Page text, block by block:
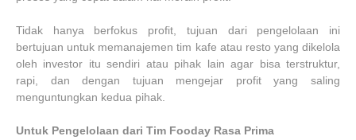
Tidak hanya berfokus profit, tujuan dari pengelolaan ini
bertujuan untuk memanajemen tim kafe atau resto yang dikelola
oleh investor itu sendiri atau pihak lain agar bisa terstruktur,
rapi, dan dengan tujuan mengejar profit yang saling
menguntungkan kedua pihak.
Untuk Pengelolaan dari Tim Fooday Rasa Prima